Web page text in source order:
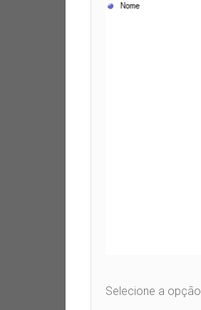
Selecione a opção